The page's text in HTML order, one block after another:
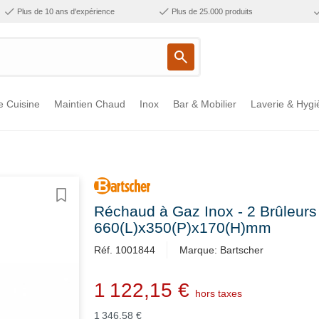
Plus de 10 ans d'expérience Plus de 25.000 produits
Cuisine Maintien Chaud Inox Bar & Mobilier Laverie &
Réchaud à Gaz Inox - 2
660(L)x350(P)x170(H)mm
Réf. 1001844 Marque: Bartscher
1 122,15 €
hors taxes
1 346,58 €